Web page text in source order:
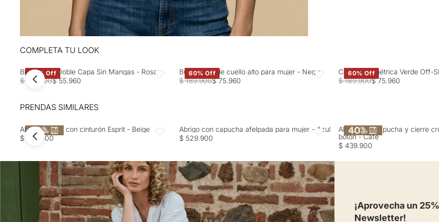
COMPLETA TU LOOK
60% Off Favoritos
Blusa Rosa Doble Capa Sin Mangas - Rosa
$ 139.900$ 55.960
60% Off Favoritos
Buzo tejido de cuello alto para mujer - Negro
$ 189.900$ 75.960
60% Off
Camisa Asimétrica Verde Off-
$ 189.900$ 75.960
PRENDAS SIMILARES
Favoritos
Abrigo ceñido con cinturón Esprit - Beige
$ 499.900
Favoritos
Abrigo con capucha afelpada para mujer - Azul
$ 529.900
Abrigo con capucha y cierre
botón - Café
$ 439.900
¡Aprovecha un
Newsletter!